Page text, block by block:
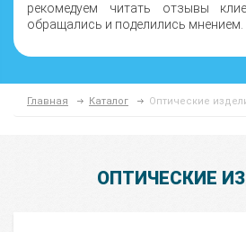
рекомедуем читать отзывы
обращались и поделились мнением.
Главная Каталог Оптические
ОПТИЧЕСКИЕ